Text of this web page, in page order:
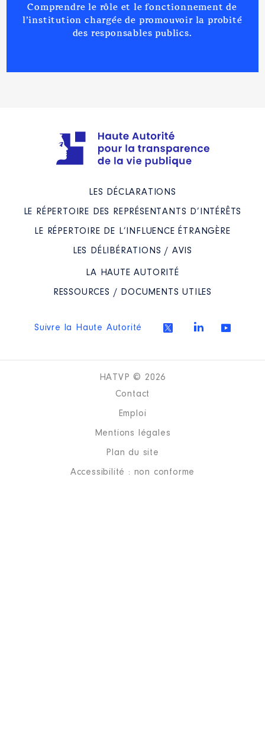
Comprendre le rôle et le fonctionnement de
l’institution chargée de promouvoir la probité
des responsables publics.
LES DÉCLARATIONS
LE RÉPERTOIRE DES REPRÉSENTANTS D’INTÉRÊTS
LE RÉPERTOIRE DE L’INFLUENCE ÉTRANGÈRE
LES DÉLIBÉRATIONS / AVIS
LA HAUTE AUTORITÉ
RESSOURCES / DOCUMENTS UTILES
Suivre la Haute Autorité
HATVP © 2026
Contact
Emploi
Mentions légales
Plan du site
Accessibilité : non conforme